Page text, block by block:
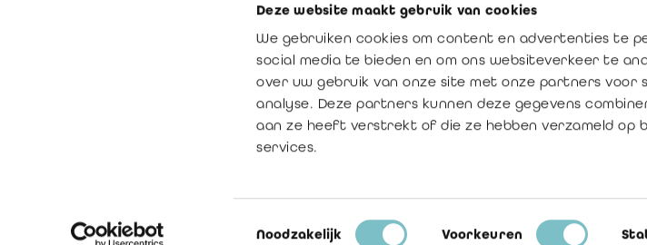
Deze website maakt gebruik van cookies
We gebruiken cookies om content en advertenties te
social media te bieden en om ons websiteverkeer te
over uw gebruik van onze site met onze partners voor
analyse. Deze partners kunnen deze gegevens
aan ze heeft verstrekt of die ze hebben verzameld op
services.
Toestemmingsselectie
Noodzakelijk Voorkeuren
Contact
Onze missie: vertrouwen creëren
Toegevoegde waarde van de
© Copyright 2016 - 2026